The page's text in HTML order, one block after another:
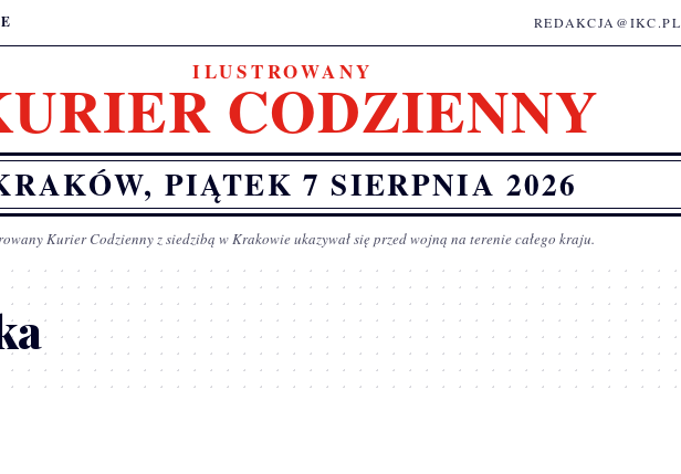
REDAKCJA@IKC.PL
ILUSTROWANY
CODZIENNY
PIĄTEK 7 SIERPNIA 2026
Kurier Codzienny z siedzibą w Krakowie ukazywał się przed wojną na terenie całego kraju.